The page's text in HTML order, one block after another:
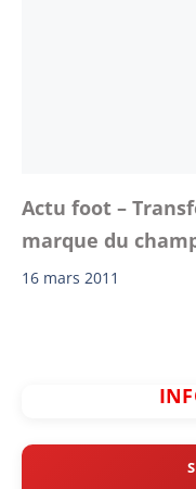
Actu foot –
marque du
16 mars 2011